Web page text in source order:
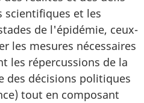
scientifiques et les
de l'épidémie, ceux-
les mesures nécessaires
les répercussions de la
des décisions politiques
tout en composant